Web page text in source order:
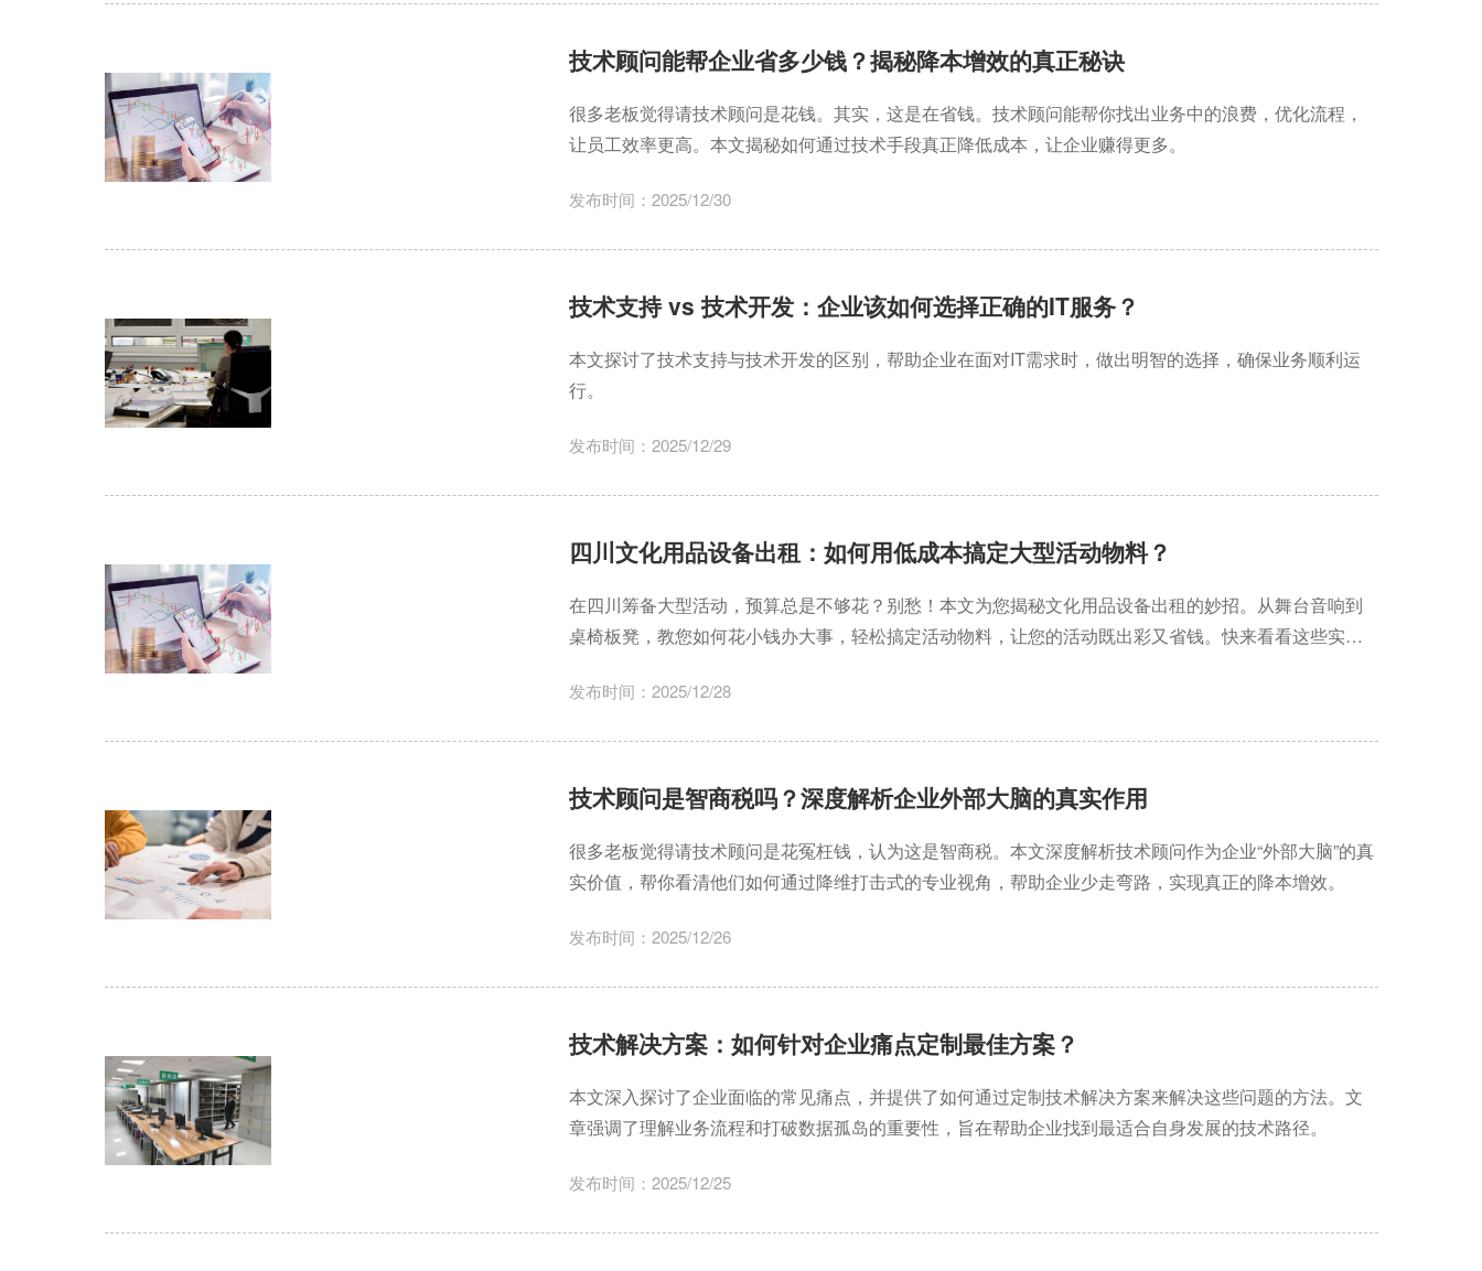
技术顾问能帮企业省多少钱？揭秘降本增效的真正秘诀
很多老板觉得请技术顾问是花钱。其实，这是在省钱。技术顾问能帮你找出业务中的浪费，优化流程，
让员工效率更高。本文揭秘如何通过技术手段真正降低成本，让企业赚得更多。
发布时间：2025/12/30
技术支持 vs 技术开发：企业该如何选择正确的IT服务？
本文探讨了技术支持与技术开发的区别，帮助企业在面对IT需求时，做出明智的选择，确保业务顺利运
行。
发布时间：2025/12/29
四川文化用品设备出租：如何用低成本搞定大型活动物料？
在四川筹备大型活动，预算总是不够花？别愁！本文为您揭秘文化用品设备出租的妙招。从舞台音响到
桌椅板凳，教您如何花小钱办大事，轻松搞定活动物料，让您的活动既出彩又省钱。快来看看这些实用
发布时间：2025/12/28
技术顾问是智商税吗？深度解析企业外部大脑的真实作用
很多老板觉得请技术顾问是花冤枉钱，认为这是智商税。本文深度解析技术顾问作为企业“外部大脑”的真
实价值，帮你看清他们如何通过降维打击式的专业视角，帮助企业少走弯路，实现真正的降本增效。
发布时间：2025/12/26
技术解决方案：如何针对企业痛点定制最佳方案？
本文深入探讨了企业面临的常见痛点，并提供了如何通过定制技术解决方案来解决这些问题的方法。文
章强调了理解业务流程和打破数据孤岛的重要性，旨在帮助企业找到最适合自身发展的技术路径。
发布时间：2025/12/25